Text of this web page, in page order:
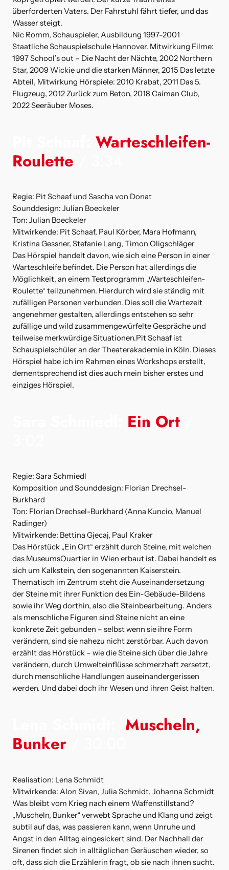
überforderten Vaters. Der Fahrstuhl fährt tiefer, und das
Wasser steigt.
Nic Romm, Schauspieler, Ausbildung 1997-2001
Staatliche Schauspielschule Hannover. Mitwirkung Filme:
1997 School’s out – Die Nacht der Nächte, 2002 Northern
Star, 2009 Wickie und die starken Männer, 2015 Das letzte
Abteil, Mitwirkung Hörspiele: 2010 Krabat, 2011 Das 5.
Flugzeug, 2012 Zurück zum Beton, 2018 Caiman Club,
2022 Seeräuber Moses.
Warteschleifen-
Roulette
Regie: Pit Schaaf und Sascha von Donat
Sounddesign: Julian Boeckeler
Ton: Julian Boeckeler
Mitwirkende: Pit Schaaf, Paul Körber, Mara Hofmann,
Kristina Gessner, Stefanie Lang, Timon Oligschläger
Das Hörspiel handelt davon, wie sich eine Person in einer
Warteschleife befindet. Die Person hat allerdings die
Möglichkeit, an einem Testprogramm „Warteschleifen-
Roulette“ teilzunehmen. Hierdurch wird sie ständig mit
zufälligen Personen verbunden. Dies soll die Wartezeit
angenehmer gestalten, allerdings entstehen so sehr
zufällige und wild zusammengewürfelte Gespräche und
teilweise merkwürdige Situationen.Pit Schaaf ist
Schauspielschüler an der Theaterakademie in Köln. Dieses
Hörspiel habe ich im Rahmen eines Workshops erstellt,
dementsprechend ist dies auch mein bisher erstes und
einziges Hörspiel.
Ein Ort
Regie: Sara Schmiedl
Komposition und Sounddesign: Florian Drechsel-
Burkhard
Ton: Florian Drechsel-Burkhard (Anna Kuncio, Manuel
Radinger)
Mitwirkende: Bettina Gjecaj, Paul Kraker
Das Hörstück „Ein Ort“ erzählt durch Steine, mit welchen
das MuseumsQuartier in Wien erbaut ist. Dabei handelt es
sich um Kalkstein, den sogenannten Kaiserstein.
Thematisch im Zentrum steht die Auseinandersetzung
der Steine mit ihrer Funktion des Ein-Gebäude-Bildens
sowie ihr Weg dorthin, also die Steinbearbeitung. Anders
als menschliche Figuren sind Steine nicht an eine
konkrete Zeit gebunden – selbst wenn sie ihre Form
verändern, sind sie nahezu nicht zerstörbar. Auch davon
erzählt das Hörstück – wie die Steine sich über die Jahre
verändern, durch Umwelteinflüsse schmerzhaft zersetzt,
durch menschliche Handlungen auseinandergerissen
werden. Und dabei doch ihr Wesen und ihren Geist halten.
Muscheln,
Bunker
Realisation: Lena Schmidt
Mitwirkende: Alon Sivan, Julia Schmidt, Johanna Schmidt
Was bleibt vom Krieg nach einem Waffenstillstand?
„Muscheln, Bunker“ verwebt Sprache und Klang und zeigt
subtil auf das, was passieren kann, wenn Unruhe und
Angst in den Alltag eingesickert sind. Der Nachhall der
Sirenen findet sich in alltäglichen Geräuschen wieder, so
oft, dass sich die Erzählerin fragt, ob sie nach ihnen sucht.